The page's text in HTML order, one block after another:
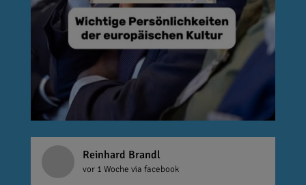
Reinhard Brandl
vor 1 Woche via facebook